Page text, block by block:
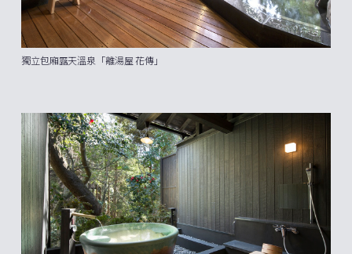
獨立包廂露天溫泉「離湯屋 花傳」